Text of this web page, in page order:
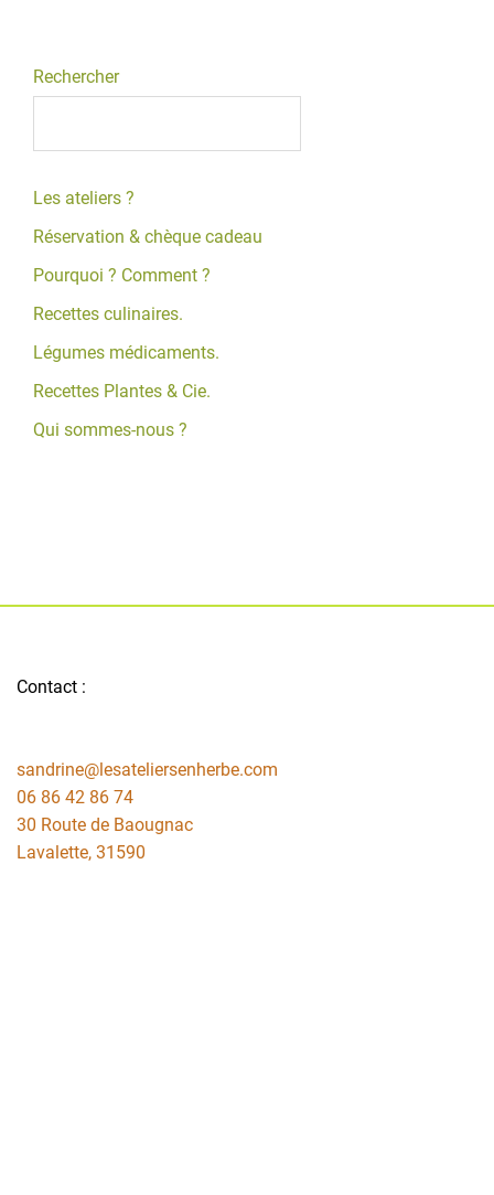
Rechercher
Les ateliers ?
Réservation & chèque cadeau
Pourquoi ? Comment ?
Recettes culinaires.
Légumes médicaments.
Recettes Plantes & Cie.
Qui sommes-nous ?
Contact :
sandrine@lesateliersenherbe.com
06 86 42 86 74
30 Route de Baougnac
Lavalette, 31590